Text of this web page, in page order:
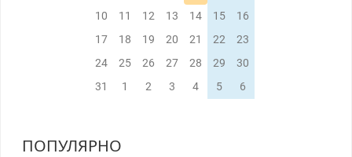
10
11 12 13 14 15
16
17
18 19 20 21 22
23
24
25 26 27 28 29
30
31
1 2 3 4 5 6
ПОПУЛЯРНО